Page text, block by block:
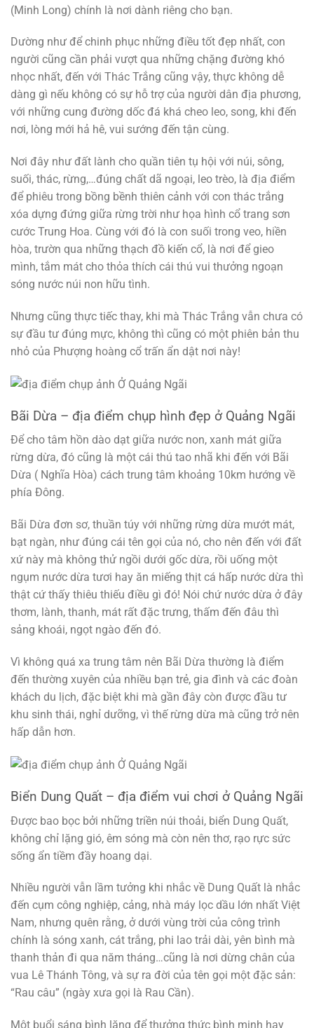
(Minh Long) chính là nơi dành riêng cho bạn.
Dường như để chinh phục những điều tốt đẹp nhất, con
người cũng cần phải vượt qua những chặng đường khó
nhọc nhất, đến với Thác Trắng cũng vậy, thực không dễ
dàng gì nếu không có sự hỗ trợ của người dân địa phương,
với những cung đường dốc đá khá cheo leo, song, khi đến
nơi, lòng mới hả hê, vui sướng đến tận cùng.
Nơi đây như đất lành cho quần tiên tụ hội với núi, sông,
suối, thác, rừng,…đúng chất dã ngoại, leo trèo, là địa điểm
để phiêu trong bồng bềnh thiên cảnh với con thác trắng
xóa dựng đứng giữa rừng trời như họa hình cổ trang sơn
cước Trung Hoa. Cùng với đó là con suối trong veo, hiền
hòa, trườn qua những thạch đồ kiến cổ, là nơi để gieo
mình, tắm mát cho thỏa thích cái thú vui thưởng ngoạn
sóng nước núi non hữu tình.
Nhưng cũng thực tiếc thay, khi mà Thác Trắng vẫn chưa có
sự đầu tư đúng mực, không thì cũng có một phiên bản thu
nhỏ của Phượng hoàng cổ trấn ẩn dật nơi này!
Bãi Dừa – địa điểm chụp hình đẹp ở Quảng Ngãi
Để cho tâm hồn dào dạt giữa nước non, xanh mát giữa
rừng dừa, đó cũng là một cái thú tao nhã khi đến với Bãi
Dừa ( Nghĩa Hòa) cách trung tâm khoảng 10km hướng về
phía Đông.
Bãi Dừa đơn sơ, thuần túy với những rừng dừa mướt mát,
bạt ngàn, như đúng cái tên gọi của nó, cho nên đến với đất
xứ này mà không thử ngồi dưới gốc dừa, rồi uống một
ngụm nước dừa tươi hay ăn miếng thịt cá hấp nước dừa thì
thật cứ thấy thiêu thiếu điều gì đó! Nói chứ nước dừa ở đây
thơm, lành, thanh, mát rất đặc trưng, thấm đến đâu thì
sảng khoái, ngọt ngào đến đó.
Vì không quá xa trung tâm nên Bãi Dừa thường là điểm
đến thường xuyên của nhiều bạn trẻ, gia đình và các đoàn
khách du lịch, đặc biệt khi mà gần đây còn được đầu tư
khu sinh thái, nghỉ dưỡng, vì thế rừng dừa mà cũng trở nên
hấp dẫn hơn.
Biển Dung Quất – địa điểm vui chơi ở Quảng Ngãi
Được bao bọc bởi những triền núi thoải, biển Dung Quất,
không chỉ lặng gió, êm sóng mà còn nên thơ, rạo rực sức
sống ẩn tiềm đầy hoang dại.
Nhiều người vẫn lầm tưởng khi nhắc về Dung Quất là nhắc
đến cụm công nghiệp, cảng, nhà máy lọc dầu lớn nhất Việt
Nam, nhưng quên rằng, ở dưới vùng trời của công trình
chính là sóng xanh, cát trắng, phi lao trải dài, yên bình mà
thanh thản đi qua năm tháng…cũng là nơi dừng chân của
vua Lê Thánh Tông, và sự ra đời của tên gọi một đặc sản:
“Rau câu” (ngày xưa gọi là Rau Cần).
Một buổi sáng bình lặng để thưởng thức bình minh hay